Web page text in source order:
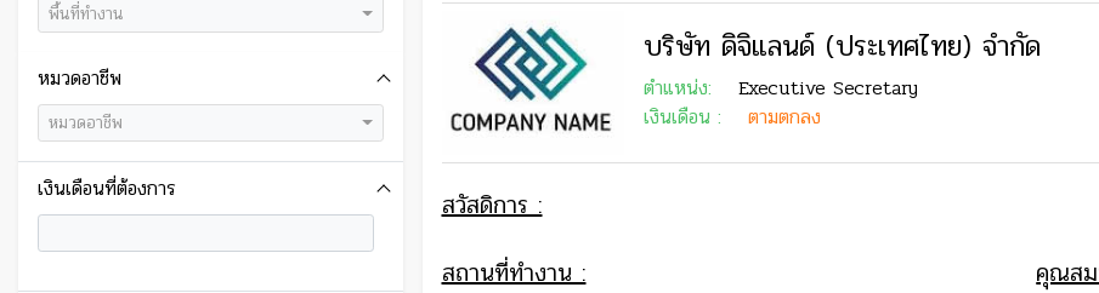
พื้นที่ทำงาน
หมวดอาชีพ
หมวดอาชีพ
เงินเดือนที่ต้องการ
บริษัท ดิจิแลนด์ (ประเทศไทย) จำกัด
ตำแหน่ง:
Executive Secretary
เงินเดือน :
ตามตกลง
สวัสดิการ :
สถานที่ทำงาน :
คุณส